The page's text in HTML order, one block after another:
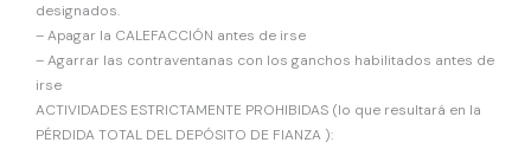
designados.
– Apagar la CALEFACCIÓN antes de irse
– Agarrar las contraventanas con los ganchos habilitados antes de
irse
ACTIVIDADES ESTRICTAMENTE PROHIBIDAS (lo que resultará en la
PÉRDIDA TOTAL DEL DEPÓSITO DE FIANZA ):